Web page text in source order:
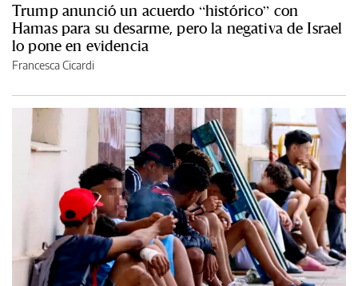
Trump anunció un acuerdo “histórico” con
Hamas para su desarme, pero la negativa de Israel
lo pone en evidencia
Francesca Cicardi